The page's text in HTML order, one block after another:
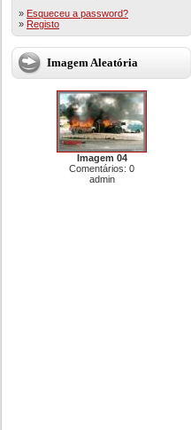
» Esqueceu a password?
» Registo
Imagem Aleatória
Imagem 04
Comentários: 0
admin